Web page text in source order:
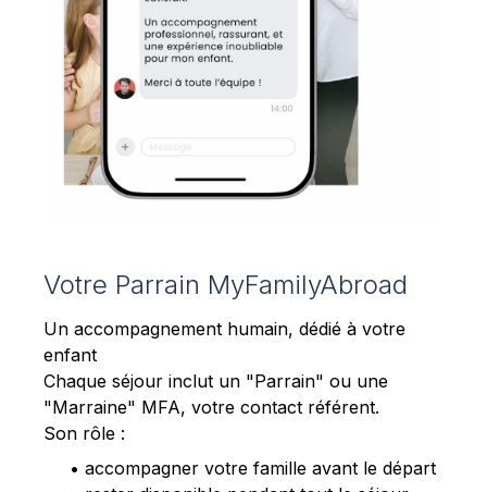
Votre Parrain MyFamilyAbroad
Un accompagnement humain, dédié à votre
enfant
Chaque séjour inclut un "Parrain" ou une
"Marraine" MFA, votre contact référent.
Son rôle :
• accompagner votre famille avant le départ